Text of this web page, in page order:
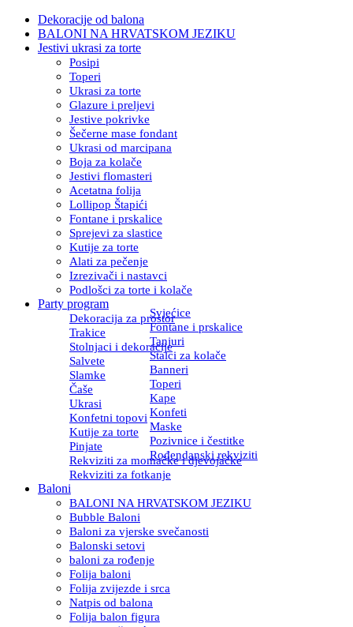
Dekoracije od balona
BALONI NA HRVATSKOM JEZIKU
Jestivi ukrasi za torte
Posipi
Toperi
Ukrasi za torte
Glazure i preljevi
Jestive pokrivke
Šečerne mase fondant
Ukrasi od marcipana
Boja za kolače
Jestivi flomasteri
Acetatna folija
Lollipop Štapići
Fontane i prskalice
Sprejevi za slastice
Kutije za torte
Alati za pečenje
Izrezivači i nastavci
Podlošci za torte i kolače
Party program
Dekoracija za prostor
Svjećice
Trakice
Fontane i prskalice
Stolnjaci i dekoracije
Tanjuri
Salvete
Stalci za kolače
Slamke
Banneri
Čaše
Toperi
Ukrasi
Kape
Konfetni topovi Konfeti
Kutije za torte
Maske
Pinjate
Pozivnice i čestitke
Rekviziti za momačke i djevojačke
Rođendanski rekviziti
Rekviziti za fotkanje
Baloni
BALONI NA HRVATSKOM JEZIKU
Bubble Baloni
Baloni za vjerske svečanosti
Balonski setovi
baloni za rođenje
Folija baloni
Folija zvijezde i srca
Natpis od balona
Folija balon figura